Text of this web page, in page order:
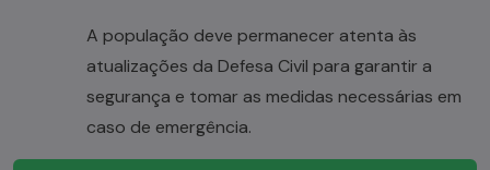
A população deve permanecer atenta às
atualizações da Defesa Civil para garantir a
segurança e tomar as medidas necessárias em
caso de emergência.